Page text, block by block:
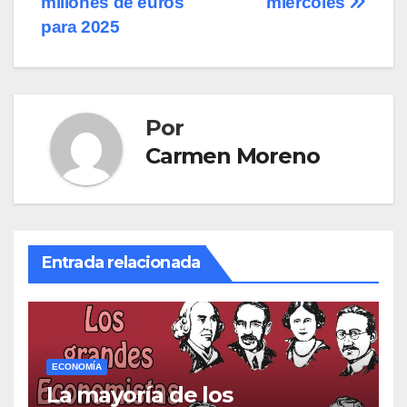
para 2025
Por
Carmen Moreno
Entrada relacionada
ECONOMÍA
La mayoría de los